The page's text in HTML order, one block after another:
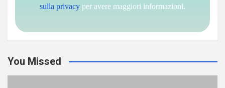
sulla privacy per avere maggiori informazioni.
You Missed